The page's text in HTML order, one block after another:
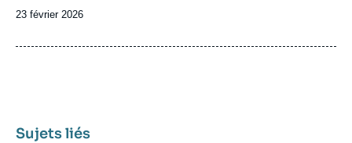
Date
publication
23 février 2026
Sujets liés